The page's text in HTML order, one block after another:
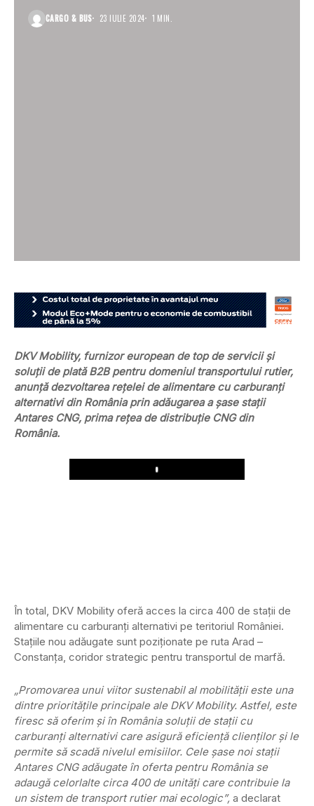
CARGO & BUS 23 IULIE 2024 1 MIN.
DKV Mobility, furnizor european de top de servicii și
soluții de plată B2B pentru domeniul transportului rutier,
anunță dezvoltarea rețelei de alimentare cu carburanți
alternativi din România prin adăugarea a șase stații
Antares CNG, prima rețea de distribuție CNG din
România.
Play
În total, DKV Mobility oferă acces la circa 400 de stații de
alimentare cu carburanți alternativi pe teritoriul României.
Stațiile nou adăugate sunt poziționate pe ruta Arad –
Constanța, coridor strategic pentru transportul de marfă.
„Promovarea unui viitor sustenabil al mobilității este una
dintre prioritățile principale ale DKV Mobility. Astfel, este
firesc să oferim și în România soluții de stații cu
carburanți alternativi care asigură eficiență clienților și le
permite să scadă nivelul emisiilor. Cele șase noi stații
Antares CNG adăugate în oferta pentru România se
adaugă celorlalte circa 400 de unități care contribuie la
un sistem de transport rutier mai ecologic”, a declarat